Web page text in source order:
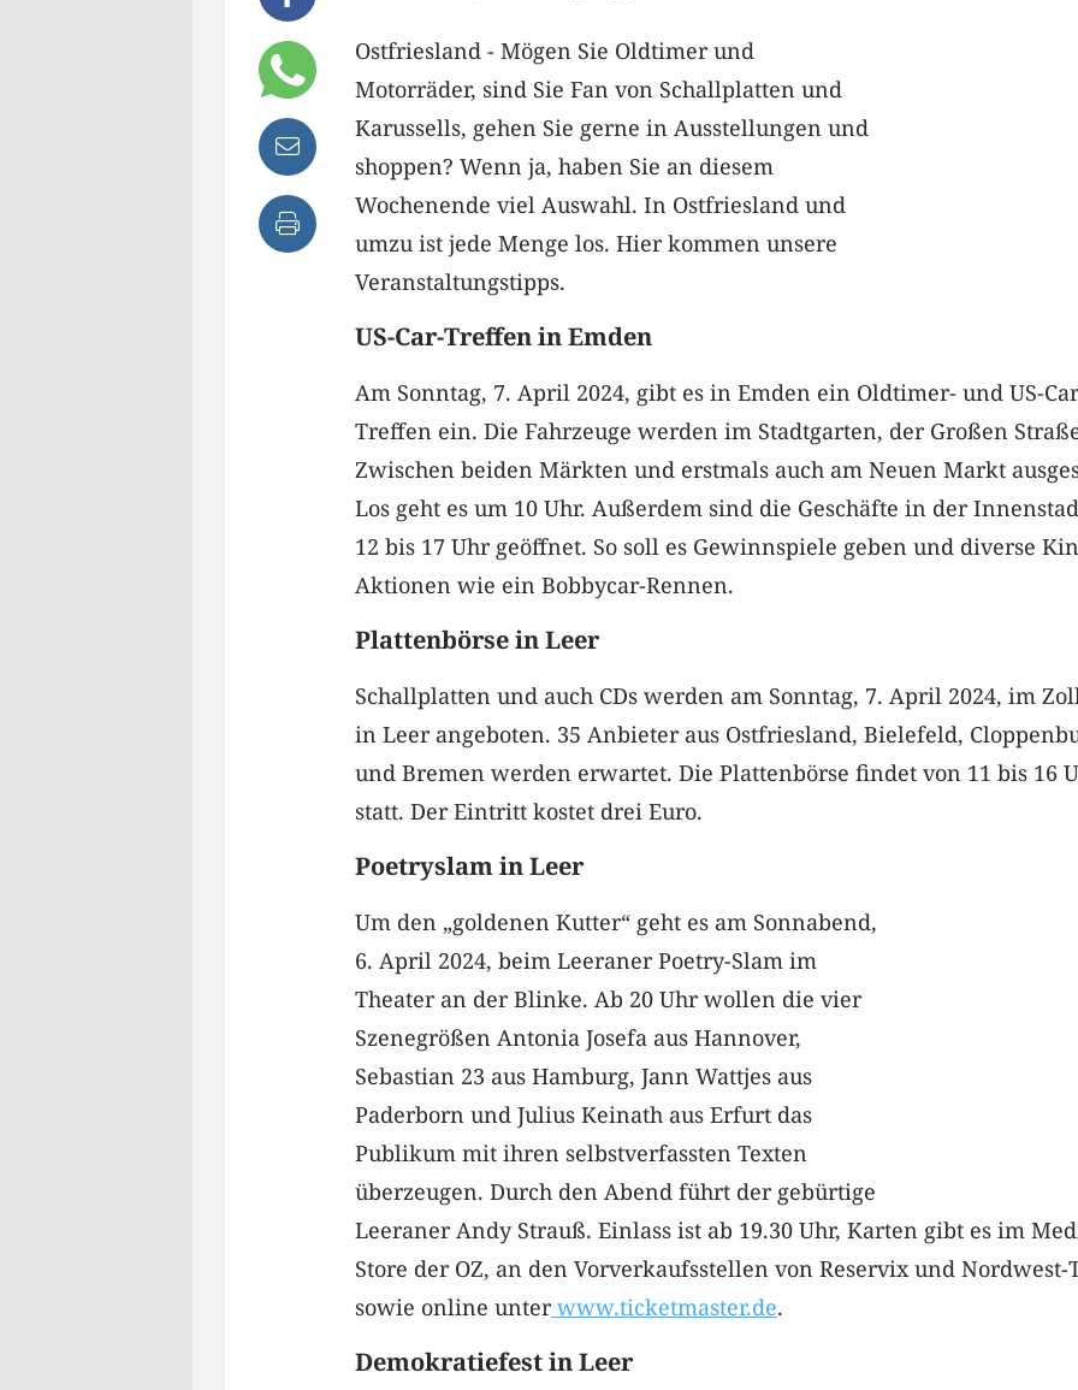
Ostfriesland - Mögen Sie Oldtimer und
Motorräder, sind Sie Fan von Schallplatten und
Karussells, gehen Sie gerne in Ausstellungen und
shoppen? Wenn ja, haben Sie an diesem
Wochenende viel Auswahl. In Ostfriesland und
umzu ist jede Menge los. Hier kommen unsere
Veranstaltungstipps.
US-Car-Treffen in Emden
Am Sonntag, 7. April 2024, gibt es in Emden ein Oldtimer- und US-
Treffen ein. Die Fahrzeuge werden im Stadtgarten, der Großen
Zwischen beiden Märkten und erstmals auch am Neuen Markt
Los geht es um 10 Uhr. Außerdem sind die Geschäfte in der
12 bis 17 Uhr geöffnet. So soll es Gewinnspiele geben und diverse
Aktionen wie ein Bobbycar-Rennen.
Plattenbörse in Leer
Schallplatten und auch CDs werden am Sonntag, 7. April 2024, im
in Leer angeboten. 35 Anbieter aus Ostfriesland, Bielefeld,
und Bremen werden erwartet. Die Plattenbörse findet von 11 bis 16
statt. Der Eintritt kostet drei Euro.
Poetryslam in Leer
Um den „goldenen Kutter“ geht es am Sonnabend,
6. April 2024, beim Leeraner Poetry-Slam im
Theater an der Blinke. Ab 20 Uhr wollen die vier
Szenegrößen Antonia Josefa aus Hannover,
Sebastian 23 aus Hamburg, Jann Wattjes aus
Paderborn und Julius Keinath aus Erfurt das
Publikum mit ihren selbstverfassten Texten
überzeugen. Durch den Abend führt der gebürtige
Leeraner Andy Strauß. Einlass ist ab 19.30 Uhr, Karten gibt es im
Store der OZ, an den Vorverkaufsstellen von Reservix und Nordwest-
sowie online unterwww.ticketmaster.de.
Demokratiefest in Leer